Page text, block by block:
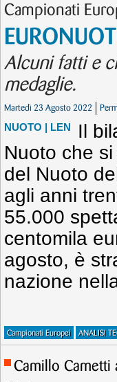
Campionati
Alcuni fatti e
medaglie.
Martedì 23 Agosto 2022
NUOTO | LEN
Il
Nuoto che
del Nuoto
agli anni
55.000
centomila
agosto, è
nazione
Campionati Europei ANALISI
Camillo Cametti